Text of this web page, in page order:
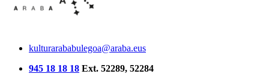
kulturarababulegoa@araba.eus
945 18 18 18 Ext. 52289, 52284